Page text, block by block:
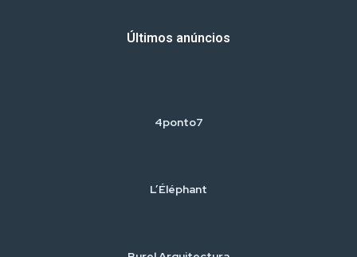
Últimos anúncios
4ponto7
L’Éléphant